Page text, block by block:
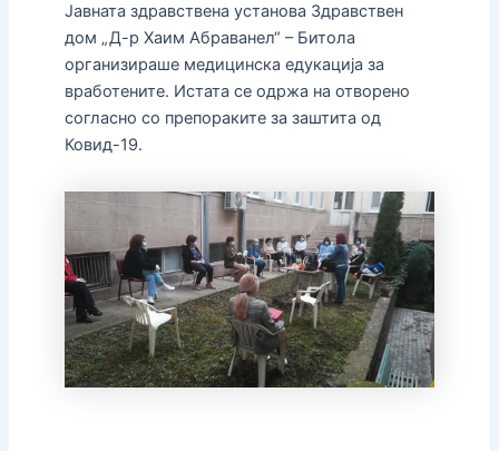
Јавната здравствена установа Здравствен
дом „Д-р Хаим Абраванел“ – Битола
организираше медицинска едукација за
вработените. Истата се одржа на отворено
согласно со препораките за заштита од
Ковид-19.